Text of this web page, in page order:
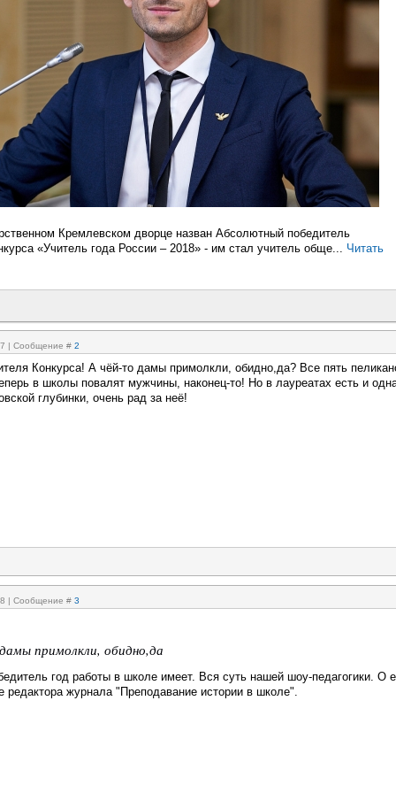
Кремлевском дворце назван Абсолютный победитель
«Учитель года России – 2018» - им стал учитель обще... Читать
| Сообщение # 2
Конкурса! А чёй-то дамы примолкли, обидно,да? Все пять
в школы повалят мужчины, наконец-то! Но в лауреатах есть и
глубинки, очень рад за неё!
| Сообщение # 3
примолкли, обидно,да
год работы в школе имеет. Вся суть нашей шоу-педагогики. О
редактора журнала "Преподавание истории в школе".